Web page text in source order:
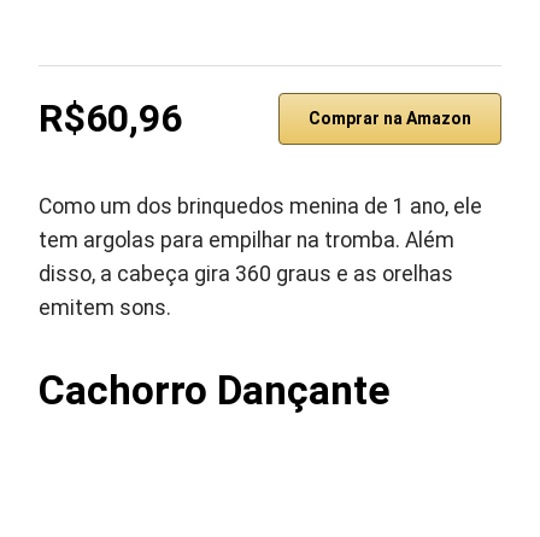
R$60,96 Comprar na Amazon
Como um dos brinquedos menina de 1 ano, ele
tem argolas para empilhar na tromba. Além
disso, a cabeça gira 360 graus e as orelhas
emitem sons.
Cachorro Dançante